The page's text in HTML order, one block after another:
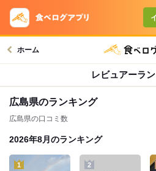
ホーム
レビュアーラ
広島県のランキング
広島県の口コミ数
2026年8月 のランキング
1 2